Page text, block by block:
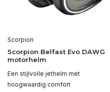
Scorpion
Scorpion Belfast Evo DAWG
motorhelm
Een stijlvolle jethelm met
hoogwaardig comfort